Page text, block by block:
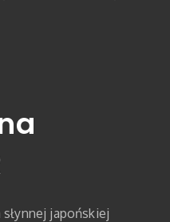
japońskiej